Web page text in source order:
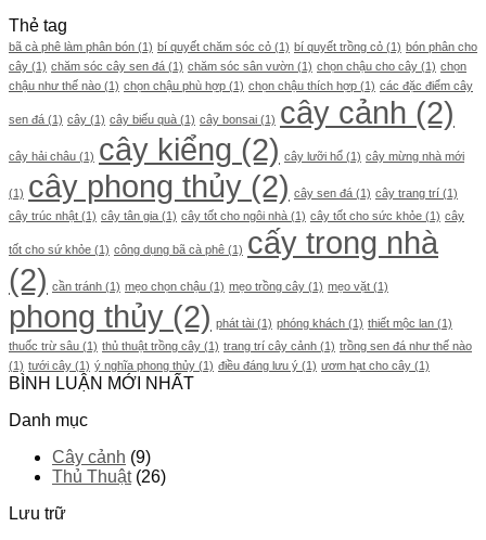
Thẻ tag
bã cà phê làm phân bón (1) bí quyết chăm sóc cỏ (1) bí quyết trồng cỏ (1) bón phân cho
cây (1) chăm sóc cây sen đá (1) chăm sóc sân vườn (1) chọn chậu cho cây (1) chọn
chậu như thế nào (1) chọn chậu phù hợp (1) chọn chậu thích hợp (1) các đặc điểm cây
sen đá (1) cây (1) cây biếu quà (1) cây bonsai (1) cây cảnh (2)
cây hải châu (1) cây kiểng (2) cây lưỡi hổ (1) cây mừng nhà mới
(1) cây phong thủy (2) cây sen đá (1) cây trang trí (1)
cây trúc nhật (1) cây tân gia (1) cây tốt cho ngôi nhà (1) cây tốt cho sức khỏe (1) cây
tốt cho sứ khỏe (1) công dụng bã cà phê (1) cấy trong nhà
(2) cần tránh (1) mẹo chọn chậu (1) mẹo trồng cây (1) mẹo vặt (1)
phong thủy (2) phát tài (1) phóng khách (1) thiết mộc lan (1)
thuốc trừ sâu (1) thủ thuật trồng cây (1) trang trí cây cảnh (1) trồng sen đá như thế nào
(1) tưới cây (1) ý nghĩa phong thủy (1) điều đáng lưu ý (1) ươm hạt cho cây (1)
BÌNH LUẬN MỚI NHẤT
Danh mục
Cây cảnh (9)
Thủ Thuật(26)
Lưu trữ